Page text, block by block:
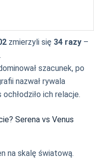
zmierzyli się 34 razy –
szacunek, po
nazwał rywala
ich relacje.
Serena vs Venus
na skalę światową.